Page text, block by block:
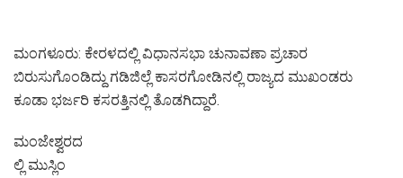
ಮಂಗಳೂರು: ಕೇರಳದಲ್ಲಿ ವಿಧಾನಸಭಾ ಚುನಾವಣಾ ಪ್ರಚಾರ
ಬಿರುಸುಗೊಂಡಿದ್ದು ಗಡಿಜಿಲ್ಲೆ ಕಾಸರಗೋಡಿನಲ್ಲಿ ರಾಜ್ಯದ ಮುಖಂಡರು
ಕೂಡಾ ಭರ್ಜರಿ ಕಸರತ್ತಿನಲ್ಲಿ ತೊಡಗಿದ್ದಾರೆ.
ಮಂಜೇಶ್ವರದ
ಲ್ಲಿ ಮುಸ್ಲಿಂ